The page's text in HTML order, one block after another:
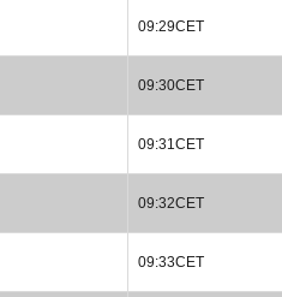
09:29CET
09:30CET
09:31CET
09:32CET
09:33CET